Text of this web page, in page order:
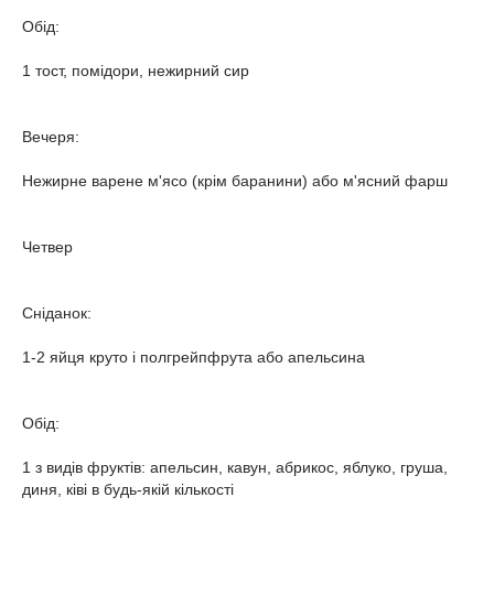
Обід:
1 тост, помідори, нежирний сир
Вечеря:
Нежирне варене м'ясо (крім баранини) або м'ясний фарш
Четвер
Сніданок:
1-2 яйця круто і полгрейпфрута або апельсина
Обід:
1 з видів фруктів: апельсин, кавун, абрикос, яблуко, груша,
диня, ківі в будь-якій кількості